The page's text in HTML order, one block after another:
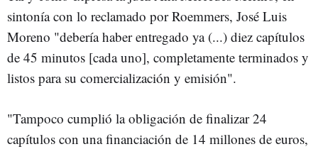
sintonía con lo reclamado por Roemmers, José Luis
Moreno "debería haber entregado ya (...) diez capítulos
de 45 minutos [cada uno], completamente terminados y
listos para su comercialización y emisión".
"Tampoco cumplió la obligación de finalizar 24
capítulos con una financiación de 14 millones de euros,